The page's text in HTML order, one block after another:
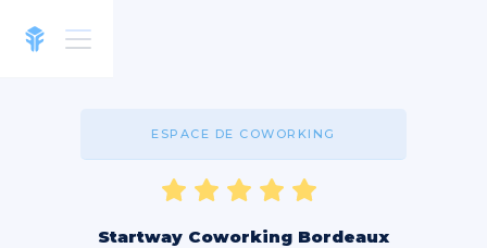
ESPACE DE COWORKING
Startway Coworking Bordeaux